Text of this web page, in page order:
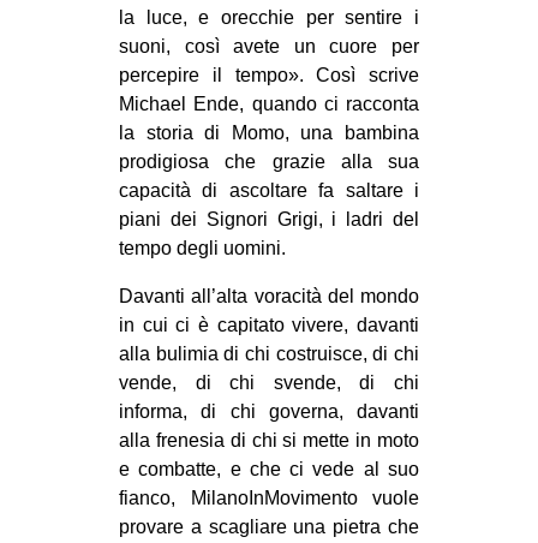
SPORT POPOLARE
MOVIMENTI
AMBIENTE
ANTIFASCISMO
DIRITTO ALL’ABITARE
PRECARIATO
REPRESSIONE
CULTURE
ARTE
CINEMA
la luce, e orecchie per sentire i
suoni, così avete un cuore per
percepire il tempo». Così scrive
Michael Ende, quando ci racconta
la storia di Momo, una bambina
prodigiosa che grazie alla sua
capacità di ascoltare fa saltare i
piani dei Signori Grigi, i ladri del
tempo degli uomini.
Davanti all’alta voracità del mondo
in cui ci è capitato vivere, davanti
alla bulimia di chi costruisce, di chi
vende, di chi svende, di chi
informa, di chi governa, davanti
alla frenesia di chi si mette in moto
e combatte, e che ci vede al suo
fianco, MilanoInMovimento vuole
provare a scagliare una pietra che